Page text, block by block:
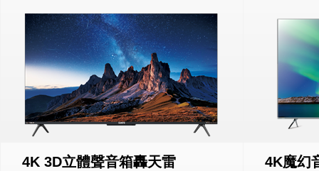
4K 3D立體聲音箱轟天雷 4K魔幻